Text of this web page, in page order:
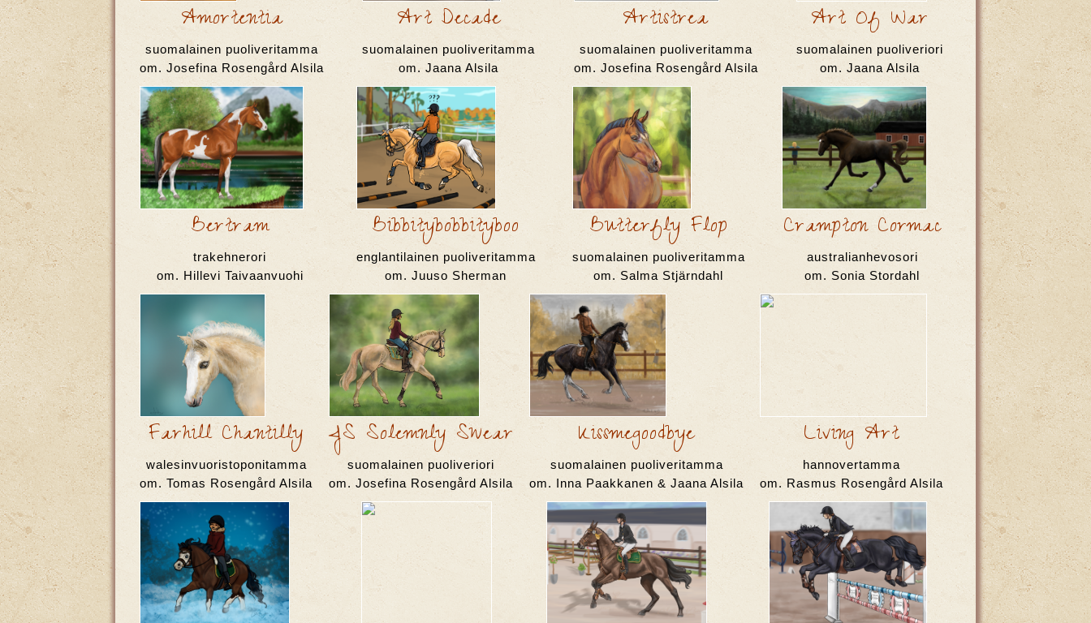
Amortentia
suomalainen puoliveritamma
om. Josefina Rosengård Alsila
Art Decade
suomalainen puoliveritamma
om. Jaana Alsila
Artistrea
suomalainen puoliveritamma
om. Josefina Rosengård Alsila
Art Of War
suomalainen puoliveriori
om. Jaana Alsila
Bertram
trakehnerori
om. Hillevi Taivaanvuohi
Bibbitybobbityboo
englantilainen puoliveritamma
om. Juuso Sherman
Butterfly Flop
suomalainen puoliveritamma
om. Salma Stjärndahl
Crampton Cormac
australianhevosori
om. Sonia Stordahl
Farhill Chantilly
walesinvuoristoponitamma
om. Tomas Rosengård Alsila
JS Solemnly Swear
suomalainen puoliveriori
om. Josefina Rosengård Alsila
Kissmegoodbye
suomalainen puoliveritamma
om. Inna Paakkanen & Jaana Alsila
Living Art
hannovertamma
om. Rasmus Rosengård Alsila